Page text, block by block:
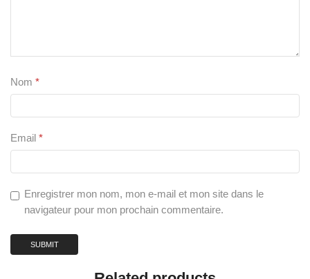
Nom *
Email *
Enregistrer mon nom, mon e-mail et mon site dans le
navigateur pour mon prochain commentaire.